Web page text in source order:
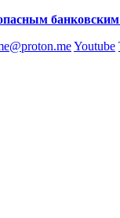
банковским
Youtube